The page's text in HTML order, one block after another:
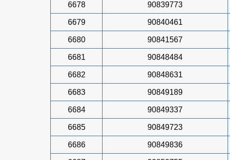
6678 90839773
6679 90840461
6680 90841567
6681 90848484
6682 90848631
6683 90849189
6684 90849337
6685 90849723
6686 90849836